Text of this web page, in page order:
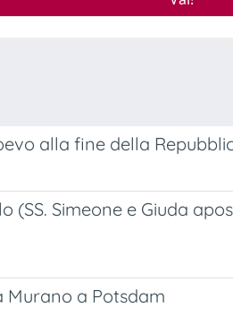
alla fine della
(SS. Simeone e Giuda
Murano a Potsdam